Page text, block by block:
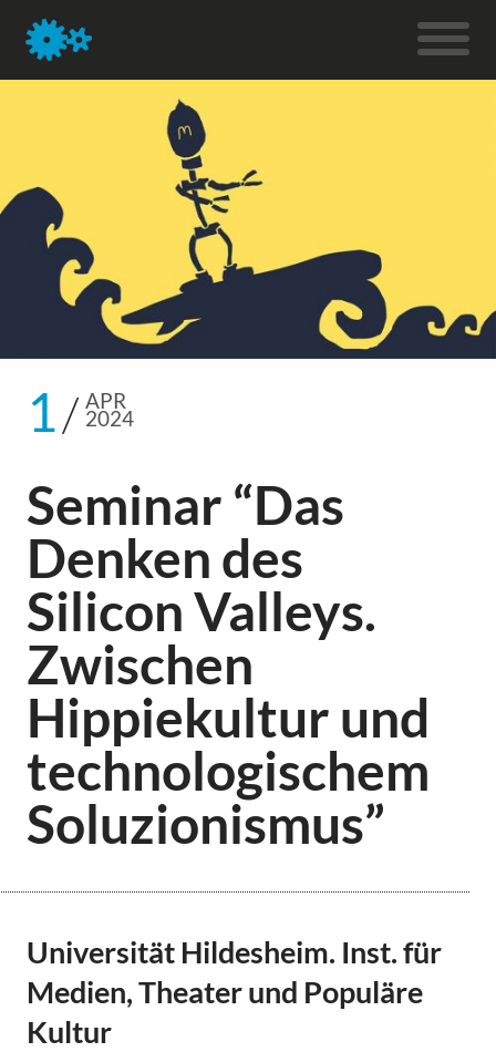
1 APR
2024
Seminar “Das
Denken des
Silicon Valleys.
Zwischen
Hippiekultur und
technologischem
Soluzionismus”
Universität Hildesheim. Inst. für
Medien, Theater und Populäre
Kultur